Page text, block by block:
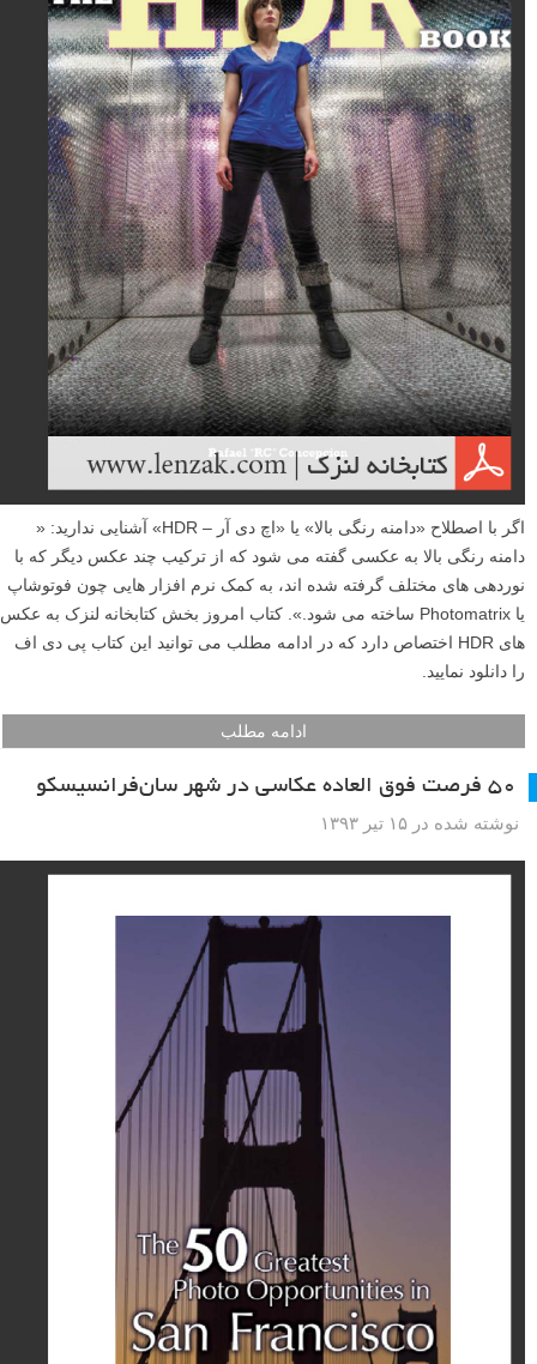
ویرایش عکس و روتوش دو مبحث مهمی هستند که هم برای عکاسان و هم
برای طراحان کاربردی و بعضا ضروری به شمار می روند و فوتوشاپ یکی از
کاربردی ترین نرم افزار های ویرایش عکس و روتوش است. کتاب امروز
کتابخانه لنزک به آموزش گام به گام روتوش اختصاص دارد که می توانید این
کتاب پی دی اف را در ادامه مطلب دانلود نمایید.
ادامه مطلب
کتاب آموزشی عکاسی اچ دی آر – HDR
نوشته شده در ۲۷ تیر ۱۳۹۳
اگر با اصطلاح «دامنه رنگی بالا» یا «اچ دی آر – HDR» آشنایی ندارید: «
دامنه رنگی بالا به عکسی گفته می شود که از ترکیب چند عکس دیگر که با
نوردهی های مختلف گرفته شده اند، به کمک نرم افزار هایی چون فوتوشاپ
یا Photomatrix ساخته می شود.». کتاب امروز بخش کتابخانه لنزک به عکس
های HDR اختصاص دارد که در ادامه مطلب می توانید این کتاب پی دی اف
ادامه مطلب